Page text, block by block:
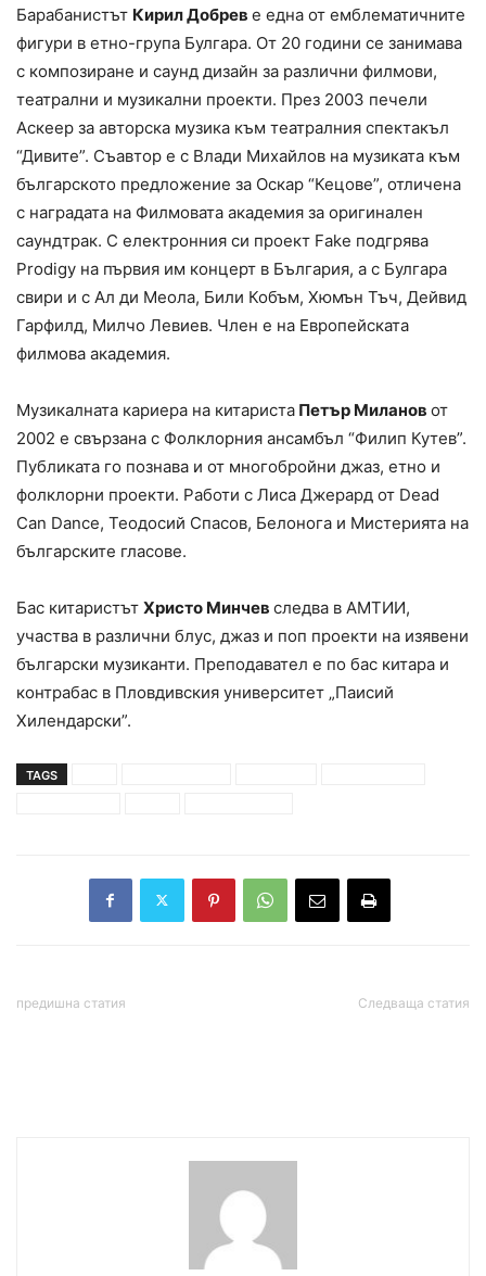
Барабанистът Кирил Добрев е една от емблематичните
фигури в етно-група Булгара. От 20 години се занимава
с композиране и саунд дизайн за различни филмови,
театрални и музикални проекти. През 2003 печели
Аскеер за авторска музика към театралния спектакъл
“Дивите”. Съавтор е с Влади Михайлов на музиката към
българското предложение за Оскар “Кецове”, отличена
с наградата на Филмовата академия за оригинален
саундтрак. С електронния си проект Fake подгрява
Prodigy на първия им концерт в България, а с Булгара
свири и с Ал ди Меола, Били Кобъм, Хюмън Тъч, Дейвид
Гарфилд, Милчо Левиев. Член е на Европейската
филмова академия.
Музикалната кариера на китариста Петър Миланов от
2002 е свързана с Фолклорния ансамбъл “Филип Кутев”.
Публиката го познава и от многобройни джаз, етно и
фолклорни проекти. Работи с Лиса Джерард от Dead
Can Dance, Теодосий Спасов, Белонога и Мистерията на
българските гласове.
Бас китаристът Христо Минчев следва в АМТИИ,
участва в различни блус, джаз и поп проекти на изявени
български музиканти. Преподавател е по бас китара и
контрабас в Пловдивския университет „Паисий
Хилендарски”.
TAGS
предишна статия Следваща статия